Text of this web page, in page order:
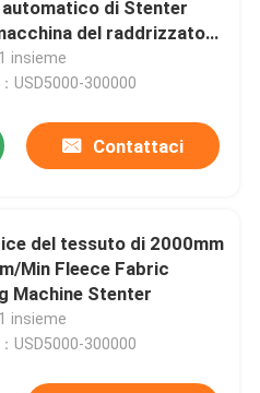
di Stenter
del raddrizzatore
di 8 camere
insieme
USD5000-300000
Contattaci
del tessuto di 2000mm
Min Fleece Fabric
Machine Stenter
insieme
USD5000-300000